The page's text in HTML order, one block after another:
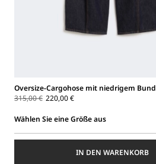
Oversize-Cargohose mit niedrigem Bund
315,00 € 220,00 €
Wählen Sie eine Größe aus
IN DEN WARENKORB